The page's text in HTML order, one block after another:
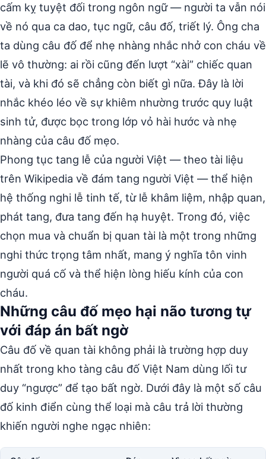
cấm kỵ tuyệt đối trong ngôn ngữ — người ta vẫn nói
về nó qua ca dao, tục ngữ, câu đố, triết lý. Ông cha
ta dùng câu đố để nhẹ nhàng nhắc nhở con cháu về
lẽ vô thường: ai rồi cũng đến lượt “xài” chiếc quan
tài, và khi đó sẽ chẳng còn biết gì nữa. Đây là lời
nhắc khéo léo về sự khiêm nhường trước quy luật
sinh tử, được bọc trong lớp vỏ hài hước và nhẹ
nhàng của câu đố mẹo.
Phong tục tang lễ của người Việt — theo tài liệu
trên Wikipedia về đám tang người Việt — thể hiện
hệ thống nghi lễ tinh tế, từ lễ khâm liệm, nhập quan,
phát tang, đưa tang đến hạ huyệt. Trong đó, việc
chọn mua và chuẩn bị quan tài là một trong những
nghi thức trọng tâm nhất, mang ý nghĩa tôn vinh
người quá cố và thể hiện lòng hiếu kính của con
cháu.
Những câu đố mẹo hại não tương tự
với đáp án bất ngờ
Câu đố về quan tài không phải là trường hợp duy
nhất trong kho tàng câu đố Việt Nam dùng lối tư
duy “ngược” để tạo bất ngờ. Dưới đây là một số câu
đố kinh điển cùng thể loại mà câu trả lời thường
khiến người nghe ngạc nhiên: